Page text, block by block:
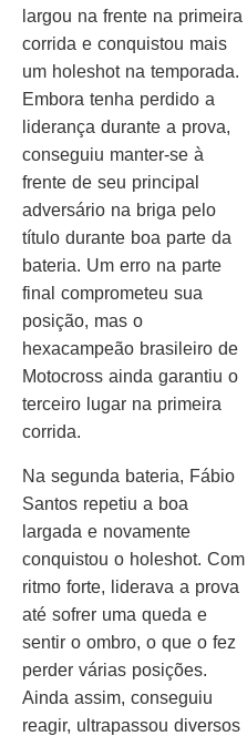
largou na frente na primeira
corrida e conquistou mais
um holeshot na temporada.
Embora tenha perdido a
liderança durante a prova,
conseguiu manter-se à
frente de seu principal
adversário na briga pelo
título durante boa parte da
bateria. Um erro na parte
final comprometeu sua
posição, mas o
hexacampeão brasileiro de
Motocross ainda garantiu o
terceiro lugar na primeira
corrida.
Na segunda bateria, Fábio
Santos repetiu a boa
largada e novamente
conquistou o holeshot. Com
ritmo forte, liderava a prova
até sofrer uma queda e
sentir o ombro, o que o fez
perder várias posições.
Ainda assim, conseguiu
reagir, ultrapassou diversos